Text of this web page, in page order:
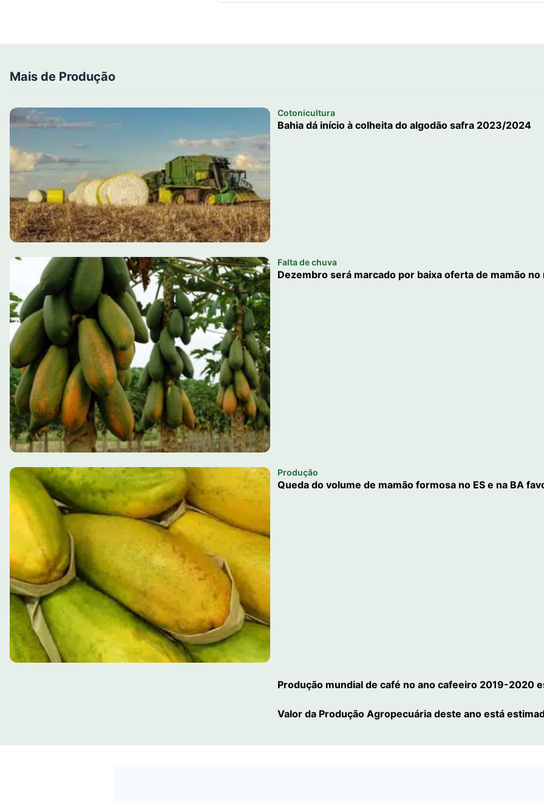
Mais de Produção
Cotonicultura
Bahia dá início à colheita do algodão safra 2023/2024
Falta de chuva
Dezembro será marcado por baixa oferta de mamão no
Produção
Queda do volume de mamão formosa no ES e na BA
Produção mundial de café no ano cafeeiro 2019-2020
Valor da Produção Agropecuária deste ano está